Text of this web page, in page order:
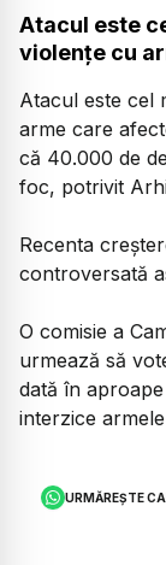
Atacul este
violenţe cu
Atacul este cel
arme care
că 40.000 de
foc, potrivit
Recenta
controversată
O comisie a
urmează să
dată în
interzice
URMĂREȘTE